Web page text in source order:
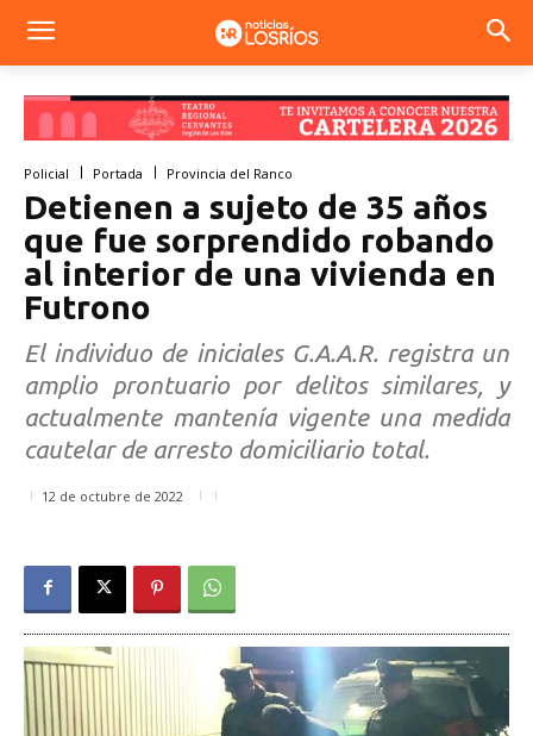
Policial Portada Provincia del Ranco
Detienen a sujeto de 35 años
que fue sorprendido robando
al interior de una vivienda en
Futrono
El individuo de iniciales G.A.A.R. registra un
amplio prontuario por delitos similares, y
actualmente mantenía vigente una medida
cautelar de arresto domiciliario total.
12 de octubre de 2022